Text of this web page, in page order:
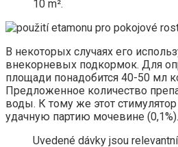
10 m².
В некоторых случаях его
внекорневых подкормок. Для
площади понадобится 40-50 мл
Предложенное количество
воды. К тому же этот стимулятор
удачную партию мочевине (0,1%).
Uvedené dávky jsou